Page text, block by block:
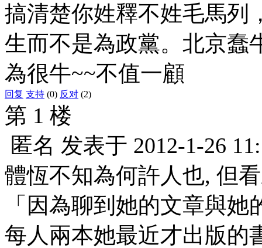
搞清楚你姓釋不姓毛馬列
生而不是為政黨。北京蠢
為很牛~~不值一顧
回复 支持 (0) 反对 (2)
第 1 楼
匿名 发表于 2012-1-26
體恆不知為何許人也, 但
「因為聊到她的文章與
每人兩本她最近才出版的